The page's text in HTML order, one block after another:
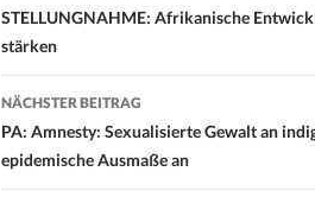
Navigation
STELLUNGNAHME: Afrikanische
stärken
NÄCHSTER BEITRAG
PA: Amnesty: Sexualisierte Gewalt an
epidemische Ausmaße an